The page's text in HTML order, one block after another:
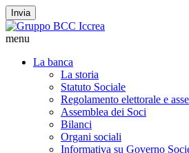
Invia
menu
La banca
La storia
Statuto Sociale
Regolamento elettorale e
Assemblea dei Soci
Bilanci
Organi sociali
Informativa su Governo